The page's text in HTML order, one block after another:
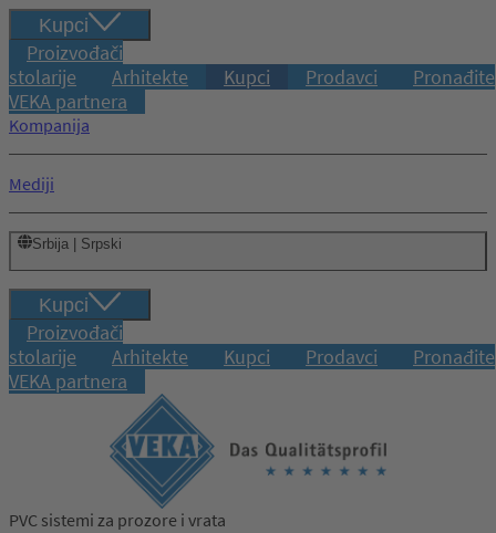
Kupci
Proizvođači
stolarije
Arhitekte Kupci Prodavci
Pronađite
VEKA partnera
Kompanija
Mediji
Srbija | Srpski
Kupci
Proizvođači
stolarije
Arhitekte Kupci Prodavci
Pronađite
VEKA partnera
PVC sistemi za prozore i vrata